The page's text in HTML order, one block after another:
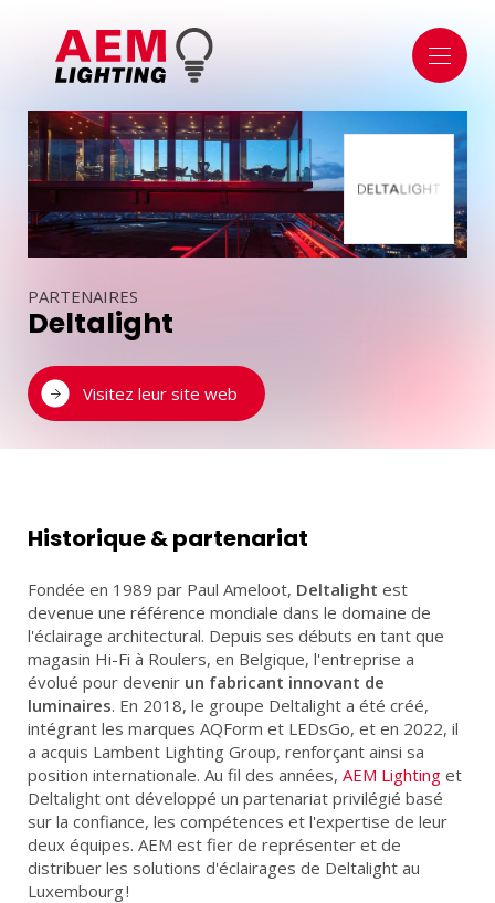
ACCUEIL PARTENAIRES ACTUALITÉS CONTACT
FR DE
À PROPOS DE NOUS NOTRE SHOWROOM DE MERSCH
L'ÉQUIPE
ÉCLAIRAGE
ÉCLAIRAGE INTÉRIEUR ÉCLAIRAGE EXTÉRIEUR
APPLICATIONS & SMARTPHONES
CAPTEURS ET DÉTECTEURS
PARTENAIRES
Deltalight
Visitez leur site web
Historique & partenariat
Fondée en 1989 par Paul Ameloot, Deltalight est
devenue une référence mondiale dans le domaine de
l'éclairage architectural. Depuis ses débuts en tant que
magasin Hi-Fi à Roulers, en Belgique, l'entreprise a
évolué pour devenir un fabricant innovant de
luminaires. En 2018, le groupe Deltalight a été créé,
intégrant les marques AQForm et LEDsGo, et en 2022, il
a acquis Lambent Lighting Group, renforçant ainsi sa
position internationale. Au fil des années, AEM Lighting et
Deltalight ont développé un partenariat privilégié basé
sur la confiance, les compétences et l'expertise de leur
deux équipes. AEM est fier de représenter et de
distribuer les solutions d'éclairages de Deltalight au
Luxembourg !